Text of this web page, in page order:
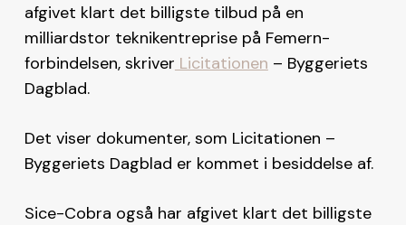
afgivet klart det billigste tilbud på en
milliardstor teknikentreprise på Femern-
forbindelsen, skriver Licitationen – Byggeriets
Dagblad.
Det viser dokumenter, som Licitationen –
Byggeriets Dagblad er kommet i besiddelse af.
Sice-Cobra også har afgivet klart det billigste